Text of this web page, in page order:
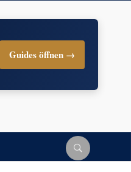
Guides öffnen →